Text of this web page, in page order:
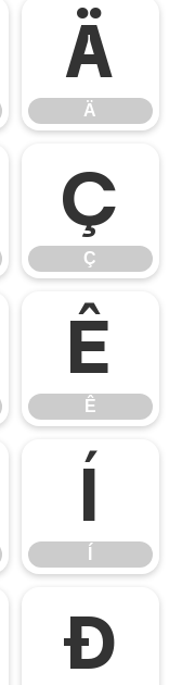
Ä
Ä
Ç
Ç
Ê
Ê
Í
Ð